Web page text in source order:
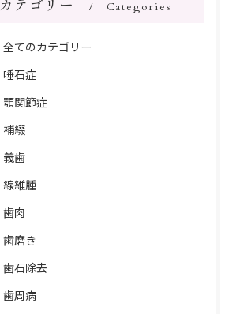
カテゴリー Categories
全てのカテゴリー
唾石症
顎関節症
補綴
義歯
線維腫
歯肉
歯磨き
歯石除去
歯周病